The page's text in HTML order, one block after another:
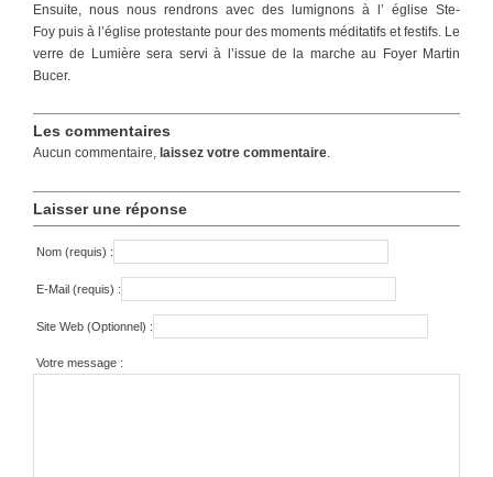
Ensuite, nous nous rendrons avec des lumignons à l’ église Ste-
Foy puis à l’église protestante pour des moments méditatifs et festifs. Le
verre de Lumière sera servi à l’issue de la marche au Foyer Martin
Bucer.
Les commentaires
Aucun commentaire, laissez votre commentaire.
Laisser une réponse
Nom (requis) :
E-Mail (requis) :
Site Web (Optionnel) :
Votre message :